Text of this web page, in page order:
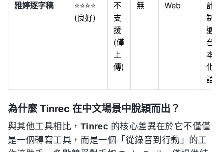
雅婷逐字稿
⭐⭐⭐⭐
(良好)
不
支
援
(僅
上
傳)
無 Web
計
制
適
台
本
化
語
為什麼 Tinrec 在中文場景中脫穎而出？
與其他工具相比， Tinrec 的核心差異在於它不僅僅
是一個轉寫工具，而是一個「從錄音到行動」的工